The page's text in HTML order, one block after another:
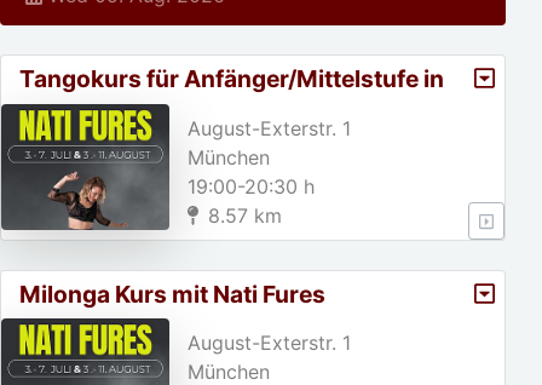
Tangokurs für Anfänger/Mittelstufe in
München
August-Exterstr. 1
München
19:00-20:30 h
8.57 km
Milonga Kurs mit Nati Fures
August-Exterstr. 1
München